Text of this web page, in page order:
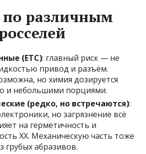
различным
(ETC): главный риск — не
привод и разъём.
но химия дозируется
и небольшими порциями.
(редко, но встречаются):
но загрязнение всё
на герметичность и
ХХ. Механическую часть тоже
грубых абразивов.